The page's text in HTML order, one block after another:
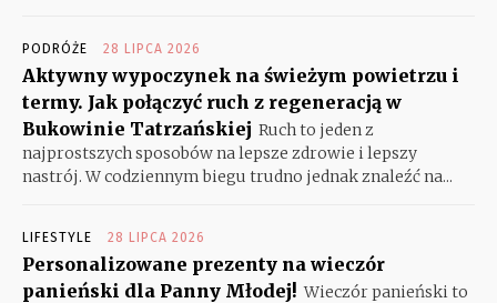
PODRÓŻE 28 LIPCA 2026
Aktywny wypoczynek na świeżym powietrzu i
termy. Jak połączyć ruch z regeneracją w
Bukowinie Tatrzańskiej Ruch to jeden z
najprostszych sposobów na lepsze zdrowie i lepszy
nastrój. W codziennym biegu trudno jednak znaleźć na...
LIFESTYLE 28 LIPCA 2026
Personalizowane prezenty na wieczór
panieński dla Panny Młodej! Wieczór panieński to